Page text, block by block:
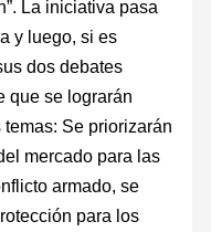
La iniciativa pasa
y luego, si es
dos debates
que se lograrán
Se priorizarán
mercado para las
armado, se
para los